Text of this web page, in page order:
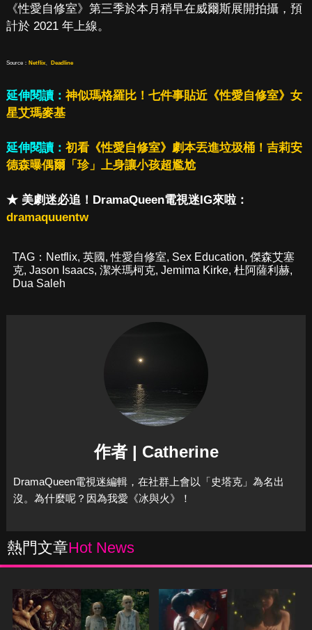
《性愛自修室》第三季於本月稍早在威爾斯展開拍攝，預
計於 2021 年上線。
Source： Netflix、 Deadline
延伸閱讀： 神似瑪格羅比！七件事貼近《性愛自修室》女
星艾瑪麥基
延伸閱讀： 初看《性愛自修室》劇本丟進垃圾桶！吉莉安
德森曝偶爾「珍」上身讓小孩超尷尬
★ 美劇迷必追！DramaQueen電視迷IG來啦：
dramaquuentw
TAG： Netflix, 英國,性愛自修室, Sex Education, 傑森艾塞
克, Jason Isaacs, 潔米瑪柯克, Jemima Kirke, 杜阿薩利赫,
Dua Saleh
作者 | Catherine
DramaQueen電視迷編輯，在社群上會以「史塔克」為名出
沒。為什麼呢？因為我愛《冰與火》！
熱門文章Hot News